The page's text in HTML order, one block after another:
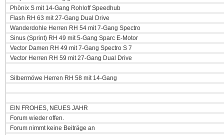
Phönix S mit 14-Gang Rohloff Speedhub
Flash RH 63 mit 27-Gang Dual Drive
Wanderdohle Herren RH 54 mit 7-Gang Spectro
Sinus (Sprint) RH 49 mit 5-Gang Sparc E-Motor
Vector Damen RH 49 mit 7-Gang Spectro S 7
Vector Herren RH 59 mit 27-Gang Dual Drive
Silbermöwe Herren RH 58 mit 14-Gang
EIN FROHES, NEUES JAHR
Forum wieder offen.
Forum nimmt keine Beiträge an